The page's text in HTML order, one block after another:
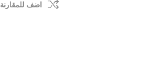
اضف للمقارنة